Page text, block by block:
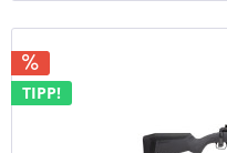
TIPP!